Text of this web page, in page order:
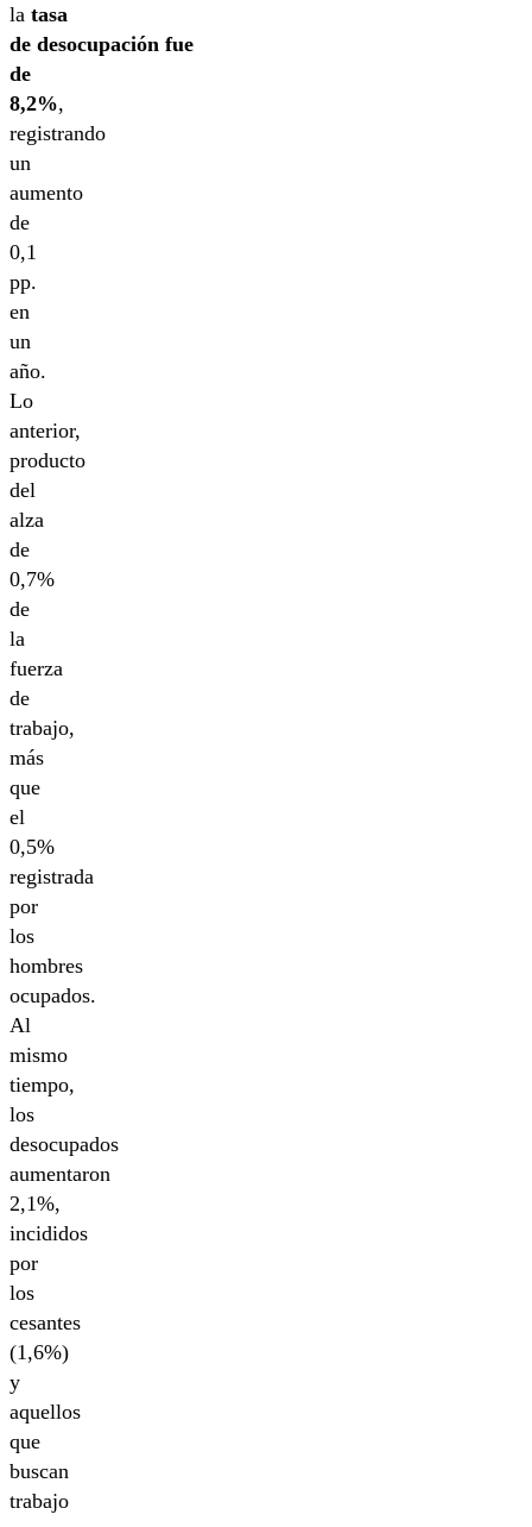
la tasa
de desocupación fue
de
8,2%,
registrando
un
aumento
de
0,1
pp.
en
un
año.
Lo
anterior,
producto
del
alza
de
0,7%
de
la
fuerza
de
trabajo,
más
que
el
0,5%
registrada
por
los
hombres
ocupados.
Al
mismo
tiempo,
los
desocupados
aumentaron
2,1%,
incididos
por
los
cesantes
(1,6%)
y
aquellos
que
buscan
trabajo